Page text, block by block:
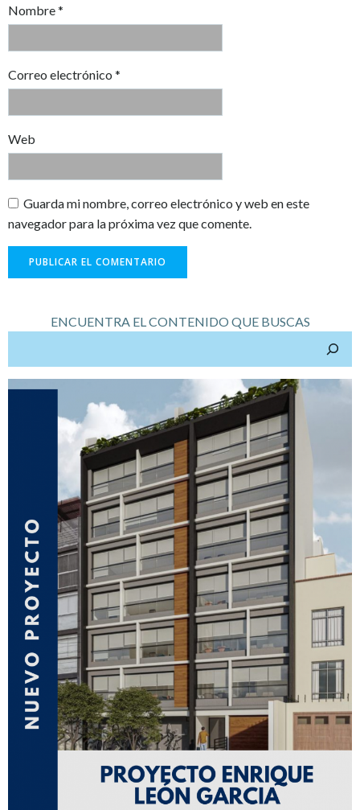
Nombre*
Correo electrónico *
Web
Guarda mi nombre, correo electrónico y web en este
navegador para la próxima vez que comente.
ENCUENTRA EL CONTENIDO QUE BUSCAS